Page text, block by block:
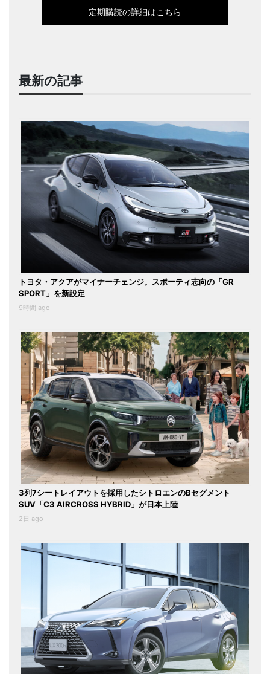
定期購読の詳細はこちら
最新の記事
トヨタ・アクアがマイナーチェンジ。スポーティ志向の「GR
SPORT」を新設定
9時間 ago
3列7シートレイアウトを採用したシトロエンのBセグメント
SUV「C3 AIRCROSS HYBRID」が日本上陸
2日 ago